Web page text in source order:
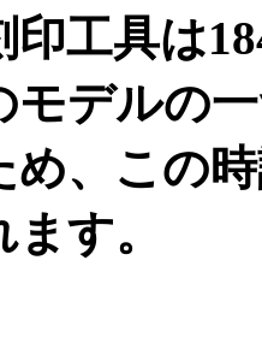
印工具は
モデルの
め、この
す。